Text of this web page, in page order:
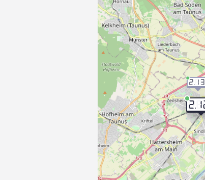
2.13